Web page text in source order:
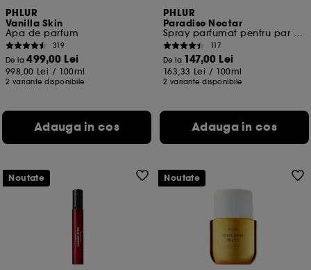
PHLUR
Vanilla Skin
Apa de parfum
319
De la499,00 Lei
998,00 Lei / 100ml
2 variante disponibile
Adauga in cos
PHLUR
Paradise Nectar
Spray parfumat pentru par si corp
117
De la 147,00 Lei
163,33 Lei / 100ml
2 variante disponibile
Adauga in cos
Noutate Noutate
toate". Poti alege sa iti modifici preferintele oricand.
Daca doresti mai multe informatii despre cookie-urile
folosite, click